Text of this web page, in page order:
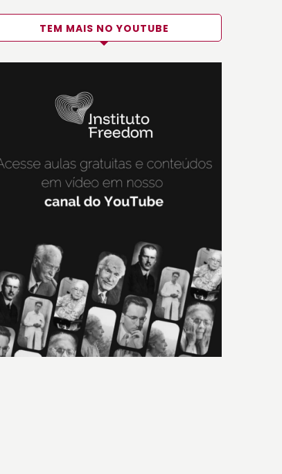
TEM MAIS NO YOUTUBE